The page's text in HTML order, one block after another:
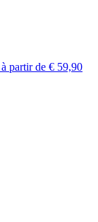
à partir de € 59,90